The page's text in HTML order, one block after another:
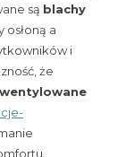
są blachy
osłoną a
i
że